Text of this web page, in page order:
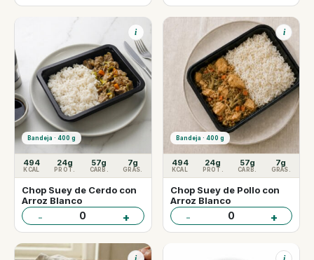
Bandeja · 400 g
i
494
KCAL
24g
PROT.
57g
CARB.
7g
GRAS.
Chop Suey de Cerdo con
Arroz Blanco
- 0 +
Bandeja · 400 g
i
494
KCAL
24g
PROT.
57g
CARB.
7g
GRAS.
Chop Suey de Pollo con
Arroz Blanco
- 0 +